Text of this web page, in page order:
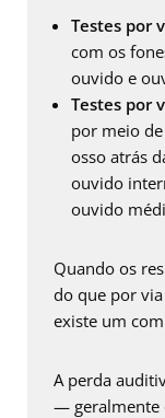
Testes por
com os
ouvido e
Testes por
por meio
osso atrás
ouvido
ouvido
Quando os
do que por
existe um
A perda
— geralmente